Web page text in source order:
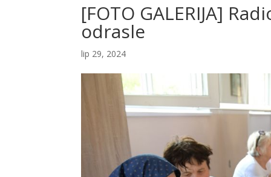
[FOTO GALERIJA]
odrasle
lip 29, 2024